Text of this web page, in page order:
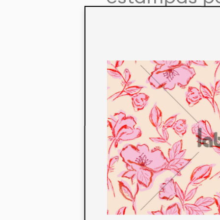
aos seus
linha de
mercados.
ecológicos
acabados
digital.